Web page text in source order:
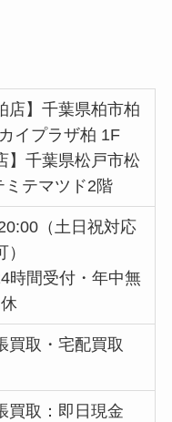
店】千葉県柏市柏
イプラザ柏 1F
】千葉県松戸市松
ミテマツド2階
（土日祝対応
）
時間受付・年中無
休
買取・宅配買取
買取：即日現金